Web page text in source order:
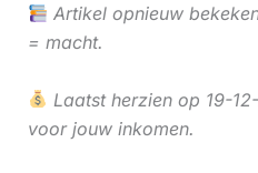
Artikel opnieuw
= macht.
Laatst herzien op 19-
voor jouw inkomen.